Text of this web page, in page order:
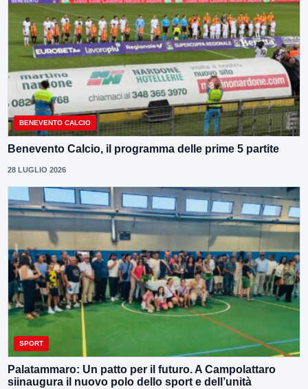
BENEVENTO CALCIO
Benevento Calcio, il programma delle prime 5 partite
28 LUGLIO 2026
SPORT
Palatammaro: Un patto per il futuro. A Campolattaro
siinaugura il nuovo polo dello sport e dell’unità